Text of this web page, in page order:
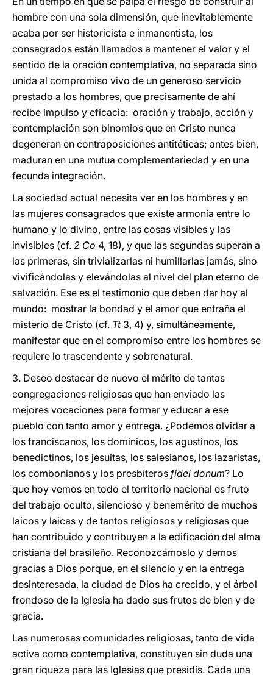
hombre con una sola dimensión, que inevitablemente
acaba por ser historicista e inmanentista, los
consagrados están llamados a mantener el valor y el
sentido de la oración contemplativa, no separada sino
unida al compromiso vivo de un generoso servicio
prestado a los hombres, que precisamente de ahí
recibe impulso y eficacia: oración y trabajo, acción y
contemplación son binomios que en Cristo nunca
degeneran en contraposiciones antitéticas; antes bien,
maduran en una mutua complementariedad y en una
fecunda integración.
La sociedad actual necesita ver en los hombres y en
las mujeres consagrados que existe armonía entre lo
humano y lo divino, entre las cosas visibles y las
invisibles (cf. 2 Co 4, 18), y que las segundas superan a
las primeras, sin trivializarlas ni humillarlas jamás, sino
vivificándolas y elevándolas al nivel del plan eterno de
salvación. Ese es el testimonio que deben dar hoy al
mundo: mostrar la bondad y el amor que entraña el
misterio de Cristo (cf. Tt3, 4) y, simultáneamente,
manifestar que en el compromiso entre los hombres se
requiere lo trascendente y sobrenatural.
3. Deseo destacar de nuevo el mérito de tantas
congregaciones religiosas que han enviado las
mejores vocaciones para formar y educar a ese
pueblo con tanto amor y entrega. ¿Podemos olvidar a
los franciscanos, los dominicos, los agustinos, los
benedictinos, los jesuitas, los salesianos, los lazaristas,
los combonianos y los presbíteros fidei donum? Lo
que hoy vemos en todo el territorio nacional es fruto
del trabajo oculto, silencioso y benemérito de muchos
laicos y laicas y de tantos religiosos y religiosas que
han contribuido y contribuyen a la edificación del alma
cristiana del brasileño. Reconozcámoslo y demos
gracias a Dios porque, en el silencio y en la entrega
desinteresada, la ciudad de Dios ha crecido, y el árbol
frondoso de la Iglesia ha dado sus frutos de bien y de
gracia.
Las numerosas comunidades religiosas, tanto de vida
activa como contemplativa, constituyen sin duda una
gran riqueza para las Iglesias que presidís. Cada una